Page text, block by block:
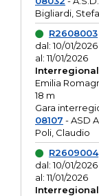
Bigliardi,
R2608003
dal: 10/01/2026
al: 11/01/2026
Emilia
18 m
Gara
08107 - ASD
Poli, Claudio
R2609004
dal: 10/01/2026
al: 11/01/2026